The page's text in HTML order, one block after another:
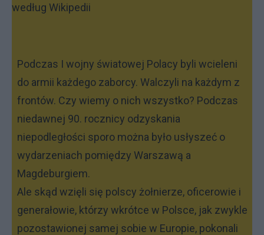
według Wikipedii
Podczas I wojny światowej Polacy byli wcieleni
do armii każdego zaborcy. Walczyli na każdym z
frontów. Czy wiemy o nich wszystko? Podczas
niedawnej 90. rocznicy odzyskania
niepodległości sporo można było usłyszeć o
wydarzeniach pomiędzy Warszawą a
Magdeburgiem.
Ale skąd wzięli się polscy żołnierze, oficerowie i
generałowie, którzy wkrótce w Polsce, jak zwykle
pozostawionej samej sobie w Europie, pokonali